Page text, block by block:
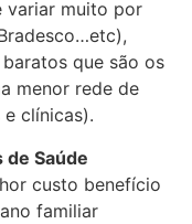
variar muito por
que são os
menor rede de
clínicas).
de Saúde
custo benefício
familiar